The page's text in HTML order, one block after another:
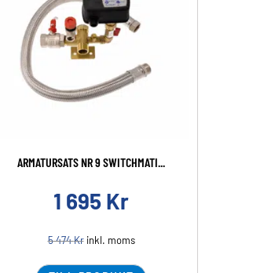
ARMATURSATS NR 9 SWITCHMATI...
1 695 Kr
5 474Krinkl. moms